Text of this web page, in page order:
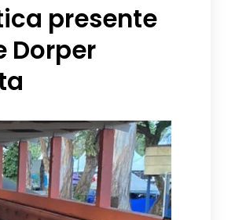
presente
Dorper